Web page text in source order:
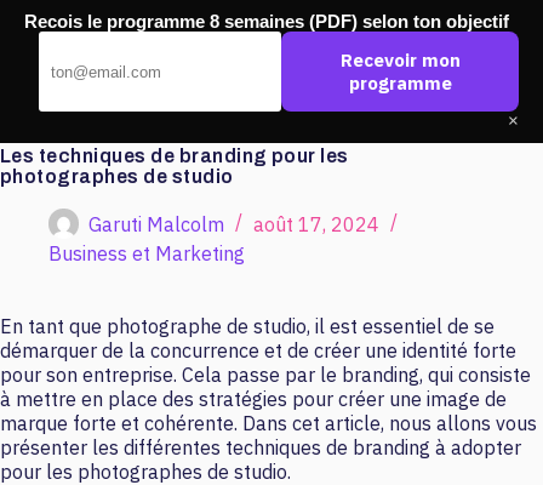
Passer
Les techniques de branding pour les
photographes de studio
Garuti Malcolm
août 17, 2024
Business et Marketing
En tant que photographe de studio, il est essentiel de se
démarquer de la concurrence et de créer une identité forte
pour son entreprise. Cela passe par le branding, qui consiste
à mettre en place des stratégies pour créer une image de
marque forte et cohérente. Dans cet article, nous allons vous
présenter les différentes techniques de branding à adopter
pour les photographes de studio.
Recois le programme 8 semaines (PDF) selon ton objectif
Recevoir mon
programme
×